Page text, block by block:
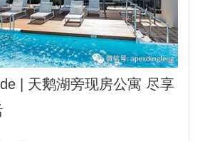
| 天鹅湖旁现房公寓 尽享